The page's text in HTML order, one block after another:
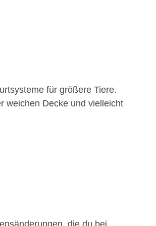
für größere Tiere.
weichen Decke und vielleicht